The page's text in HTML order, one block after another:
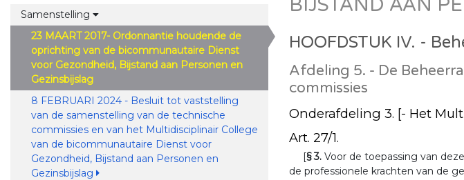
Samenstelling
23 MAART 2017- Ordonnantie houdende de
oprichting van de bicommunautaire Dienst
voor Gezondheid, Bijstand aan Personen en
Gezinsbijslag
8 FEBRUARI 2024 - Besluit tot vaststelling
van de samenstelling van de technische
commissies en van het Multidisciplinair College
van de bicommunautaire Dienst voor
Gezondheid, Bijstand aan Personen en
Gezinsbijslag
BIJSTAND AAN
HOOFDSTUK IV. -
Afdeling 5. - De
commissies
Onderafdeling 3. [- Het
Art. 27/1.
[§ 3. Voor de toepassing van
de professionele krachten van de